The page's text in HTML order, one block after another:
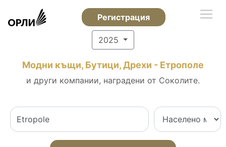
Регистрация
2025
Модни къщи, Бутици, Дрехи - Етрополе
и други компании, наградени от Соколите.